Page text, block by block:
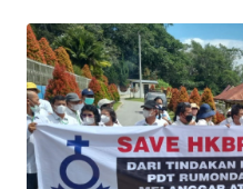
OPINI
OPINI
Informasi